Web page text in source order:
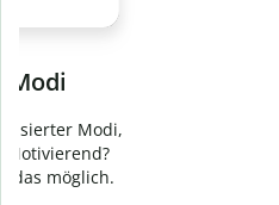
Verhindere
Stelle mit der Plagiatsprüfung
% original ist. Analysiere
und finde fehlende